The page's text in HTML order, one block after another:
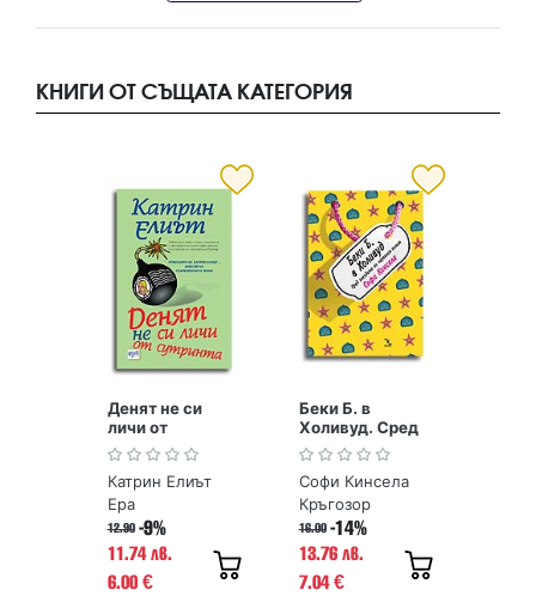
КНИГИ ОТ СЪЩАТА КАТЕГОРИЯ
Денят не си
личи от
сутринта
Катрин Елиът
Ера
12.90 -9%
11.74 лв.
6.00 €
Беки Б. в
Холивуд. Сред
звездите по
червения килим
Софи Кинсела
Кръгозор
16.00 -14%
13.76 лв.
7.04€